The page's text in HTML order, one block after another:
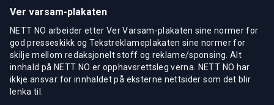
Ver varsam-plakaten
NETT NO arbeider etter Ver Varsam-plakaten sine normer for
god presseskikk og Tekstreklameplakaten sine normer for
skilje mellom redaksjonelt stoff og reklame/sponsing. Alt
innhald på NETT NO er opphavsrettsleg verna. NETT NO har
ikkje ansvar for innhaldet på eksterne nettsider som det blir
lenka til.